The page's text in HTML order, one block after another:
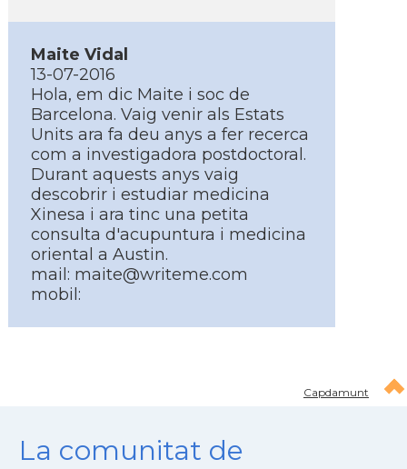
Maite Vidal
13-07-2016
Hola, em dic Maite i soc de
Barcelona. Vaig venir als Estats
Units ara fa deu anys a fer recerca
com a investigadora postdoctoral.
Durant aquests anys vaig
descobrir i estudiar medicina
Xinesa i ara tinc una petita
consulta d'acupuntura i medicina
oriental a Austin.
mail: maite@writeme.com
mobil:
Capdamunt
La comunitat de